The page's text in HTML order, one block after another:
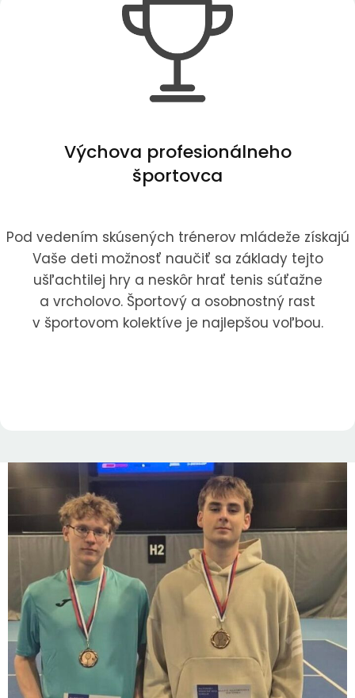
Výchova profesionálneho
športovca
Pod vedením skúsených trénerov mládeže získajú
Vaše deti možnosť naučiť sa základy tejto
ušľachtilej hry a neskôr hrať tenis súťažne
a vrcholovo. Športový a osobnostný rast
v športovom kolektíve je najlepšou voľbou.